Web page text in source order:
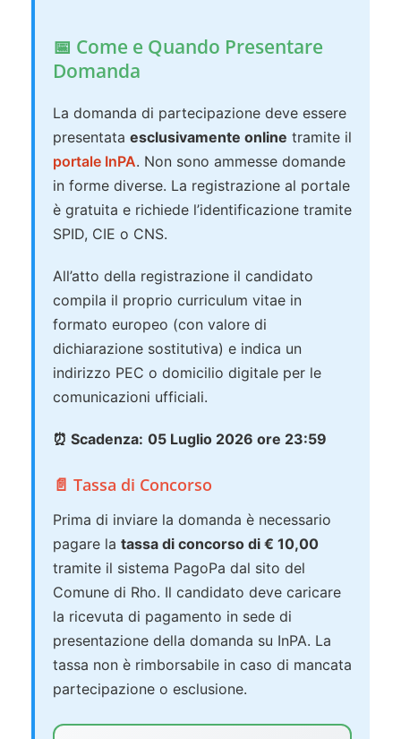
📅 Come e Quando Presentare
Domanda
La domanda di partecipazione deve essere
presentata esclusivamente online tramite il
portale InPA. Non sono ammesse domande
in forme diverse. La registrazione al portale
è gratuita e richiede l’identificazione tramite
SPID, CIE o CNS.
All’atto della registrazione il candidato
compila il proprio curriculum vitae in
formato europeo (con valore di
dichiarazione sostitutiva) e indica un
indirizzo PEC o domicilio digitale per le
comunicazioni ufficiali.
⏰ Scadenza: 05 Luglio 2026 ore 23:59
📄 Tassa di Concorso
Prima di inviare la domanda è necessario
pagare la tassa di concorso di € 10,00
tramite il sistema PagoPa dal sito del
Comune di Rho. Il candidato deve caricare
la ricevuta di pagamento in sede di
presentazione della domanda su InPA. La
tassa non è rimborsabile in caso di mancata
partecipazione o esclusione.